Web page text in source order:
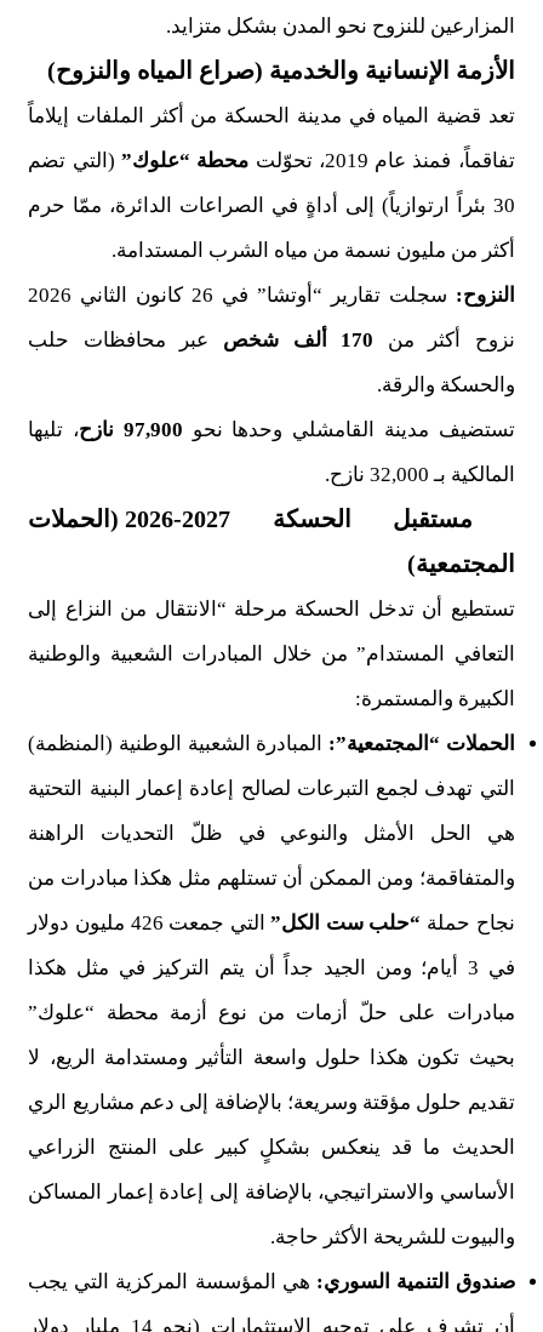
المزارعين للنزوح نحو المدن بشكل متزايد.
الأزمة الإنسانية والخدمية (صراع المياه والنزوح)
تعد قضية المياه في مدينة الحسكة من أكثر الملفات إيلاماً
تفاقماً، فمنذ عام 2019، تحوّلت
محطة “علوك” (التي تضم
30 بئراً ارتوازياً) إلى أداةٍ في الصراعات الدائرة، ممّا حرم
أكثر من مليون نسمة من مياه الشرب المستدامة.
النزوح:
سجلت تقارير “أوتشا” في 26 كانون الثاني 2026
نزوح أكثر من 170 ألف شخص
عبر محافظات حلب
والحسكة والرقة.
تستضيف مدينة القامشلي وحدها نحو 97,900 نازح
، تليها
المالكية بـ 32,000 نازح.
مستقبل الحسكة 2027-2026 (الحملات
المجتمعية)
تستطيع أن تدخل الحسكة مرحلة “الانتقال من النزاع إلى
التعافي المستدام” من خلال المبادرات الشعبية والوطنية
الكبيرة والمستمرة:
الحملات “المجتمعية”: المبادرة الشعبية الوطنية (المنظمة)
التي تهدف لجمع التبرعات لصالح إعادة إعمار البنية التحتية
هي الحل الأمثل والنوعي في ظلّ التحديات الراهنة
والمتفاقمة؛ ومن الممكن أن تستلهم مثل هكذا مبادرات من
نجاح حملة “حلب ست الكل”
التي جمعت 426 مليون دولار
في 3 أيام؛ ومن الجيد جداً أن يتم التركيز في مثل هكذا
مبادرات على حلّ أزمات من نوع أزمة محطة “علوك”
بحيث تكون هكذا حلول واسعة التأثير ومستدامة الريع، لا
تقديم حلول مؤقتة وسريعة؛ بالإضافة إلى دعم مشاريع الري
الحديث ما قد ينعكس بشكلٍ كبير على المنتج الزراعي
الأساسي والاستراتيجي، بالإضافة إلى إعادة إعمار المساكن
والبيوت للشريحة الأكثر حاجة.
صندوق التنمية السوري: هي المؤسسة المركزية التي يجب
أن تشرف على توجيه الاستثمارات (نحو 14 مليار دولار